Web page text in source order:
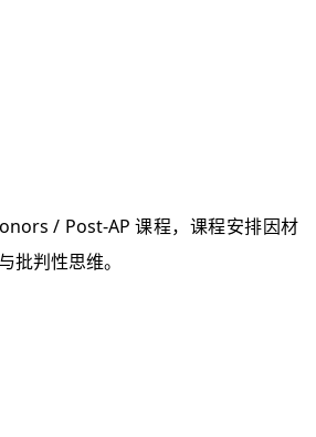
/ Post‑AP 课程，课程安排因材
批判性思维。